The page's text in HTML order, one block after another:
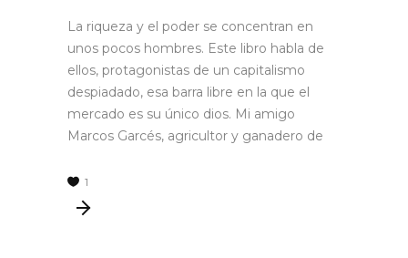
La riqueza y el poder se concentran en
unos pocos hombres. Este libro habla de
ellos, protagonistas de un capitalismo
despiadado, esa barra libre en la que el
mercado es su único dios. Mi amigo
Marcos Garcés, agricultor y ganadero de
1